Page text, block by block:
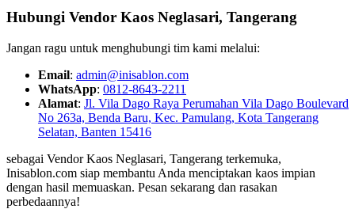
Hubungi Vendor Kaos Neglasari, Tangerang
Jangan ragu untuk menghubungi tim kami melalui:
Email: admin@inisablon.com
WhatsApp: 0812-8643-2211
Alamat: Jl. Vila Dago Raya Perumahan Vila Dago Boulevard
No 263a, Benda Baru, Kec. Pamulang, Kota Tangerang
Selatan, Banten 15416
sebagai Vendor Kaos Neglasari, Tangerang terkemuka,
Inisablon.com siap membantu Anda menciptakan kaos impian
dengan hasil memuaskan. Pesan sekarang dan rasakan
perbedaannya!